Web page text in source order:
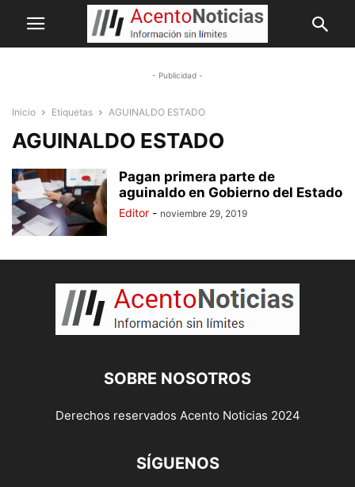
- Publicidad -
Inicio Etiquetas AGUINALDO ESTADO
AGUINALDO ESTADO
Pagan primera parte de
aguinaldo en Gobierno del Estado
Editor - noviembre 29, 2019
SOBRE NOSOTROS
Derechos reservados Acento Noticias 2024
SÍGUENOS